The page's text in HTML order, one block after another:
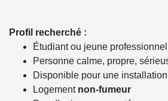
Profil recherché :
Étudiant ou jeune professionnel
Personne calme, propre,
Disponible pour une
Logement non-fumeur